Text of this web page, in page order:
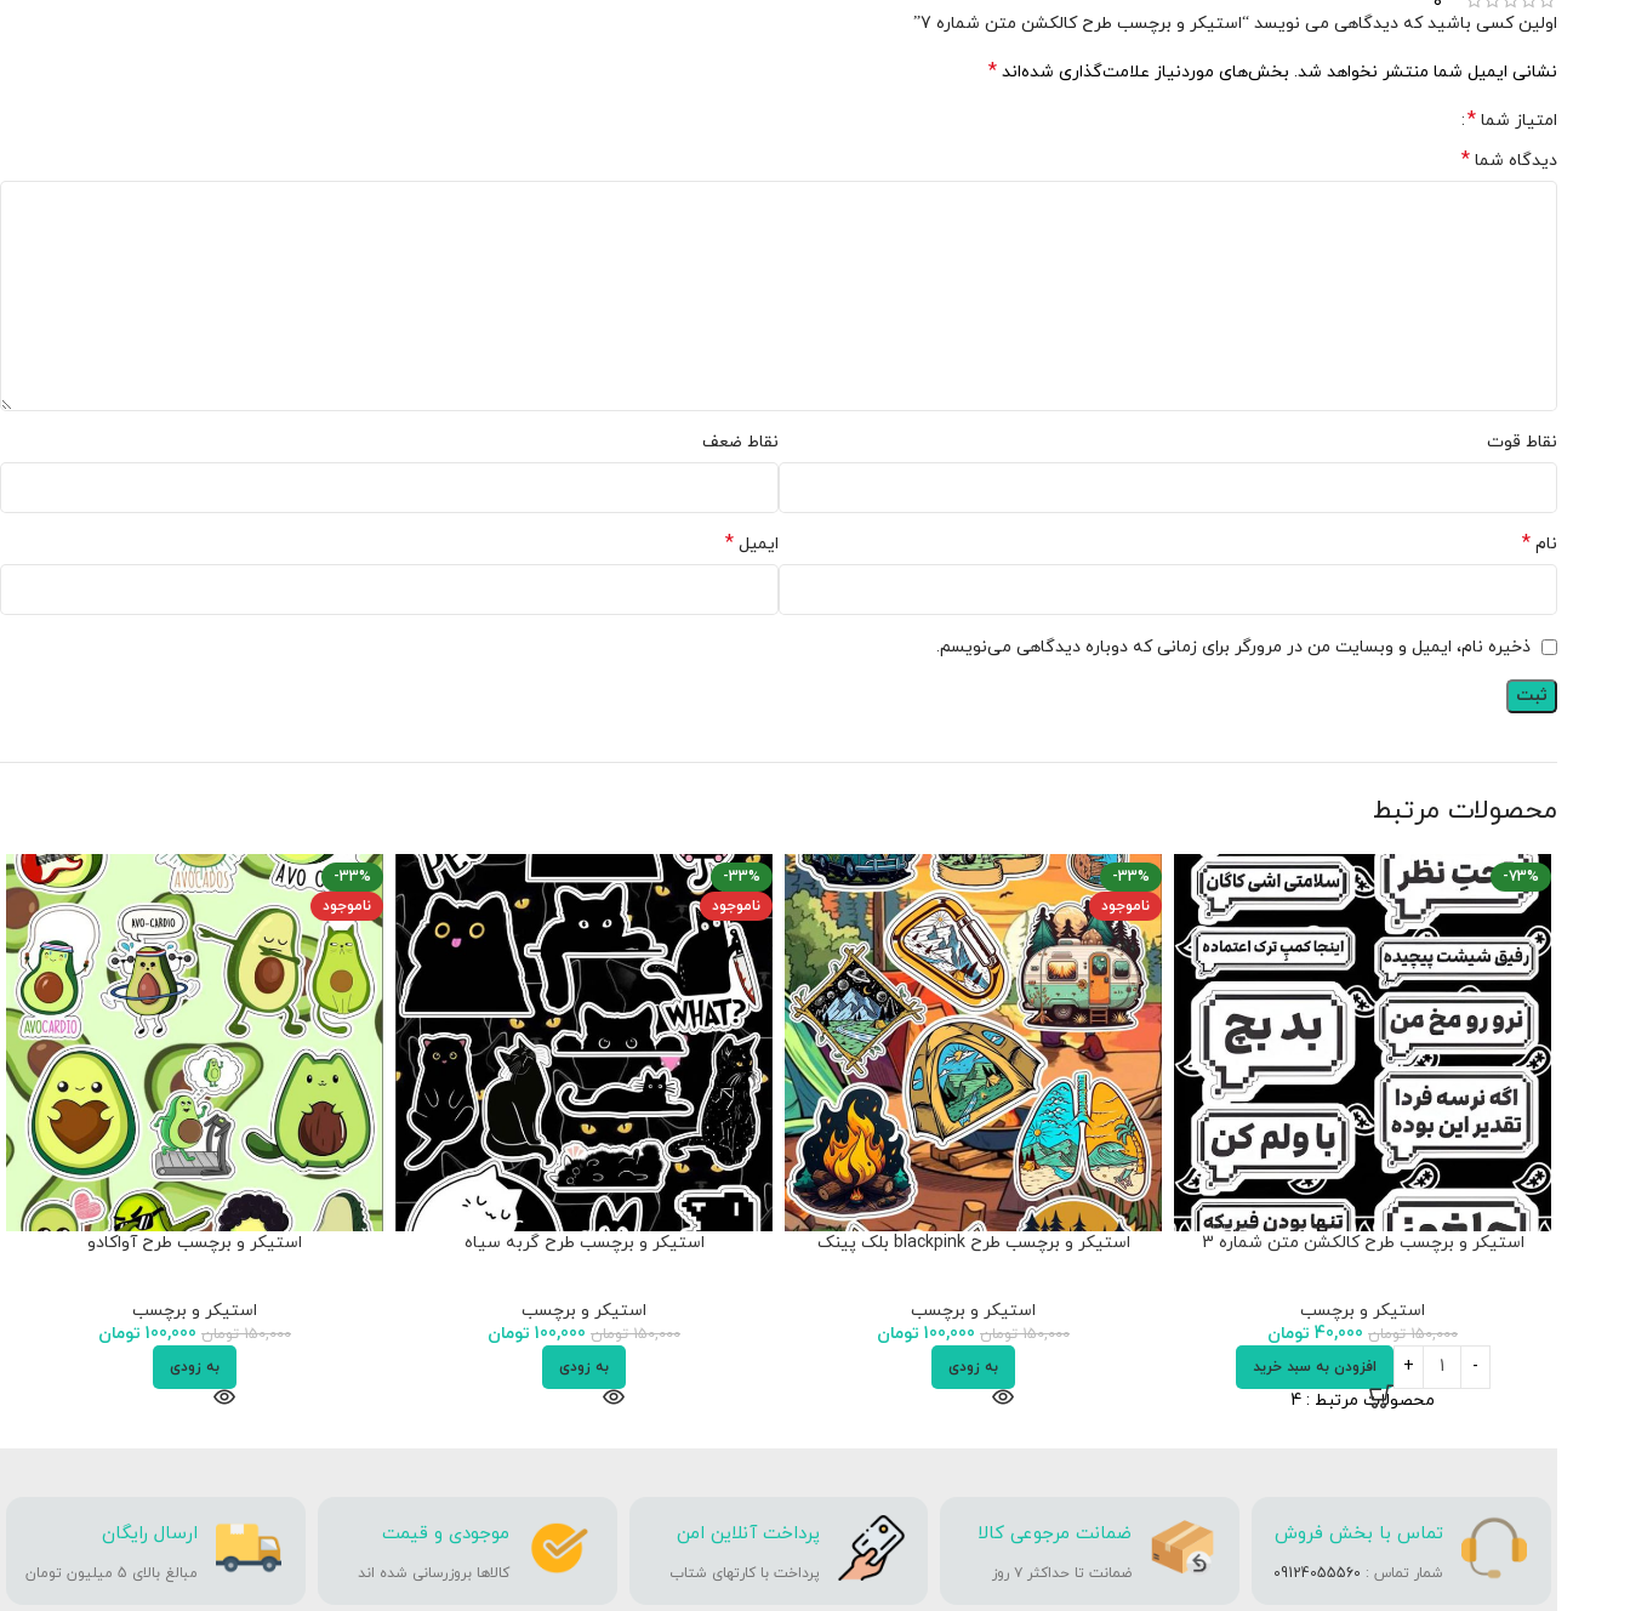
اولین کسی باشید که دیدگاهی می نویسد “استیکر و برچسب طرح کالکشن متن شماره 7”
نشانی ایمیل شما منتشر نخواهد شد. بخش‌های موردنیاز علامت‌گذاری شده‌اند *
امتیاز شما *
دیدگاه شما *
نقاط قوت نقاط ضعف
نام * ایمیل *
ذخیره نام، ایمیل و وبسایت من در مرورگر برای زمانی که دوباره دیدگاهی می‌نویسم.
محصولات مرتبط
-73%
استیکر و برچسب طرح کالکشن متن شماره 3
استیکر و برچسب
150,000 تومان 40,000 تومان
افزودن به سبد خرید
محصولات مرتبط : 4
-33%
ناموجود
استیکر و برچسب طرح blackpink بلک پینک
استیکر و برچسب
150,000 تومان 100,000 تومان
به زودی
-33%
ناموجود
استیکر و برچسب طرح گربه سیاه
استیکر و برچسب
150,000 تومان 100,000 تومان
به زودی
-33%
ناموجود
استیکر و برچسب طرح آواکادو
استیکر و برچسب
150,000 تومان 100,000 تومان
به زودی
تماس با بخش فروش
شمار تماس : 09124055560
ضمانت مرجوعی کالا
ضمانت تا حداکثر ۷ روز
پرداخت آنلاین امن
پرداخت با کارتهای شتاب
موجودی و قیمت
کالاها بروزرسانی شده اند
ارسال رایگان
مبالغ بالای 5 میلیون تومان